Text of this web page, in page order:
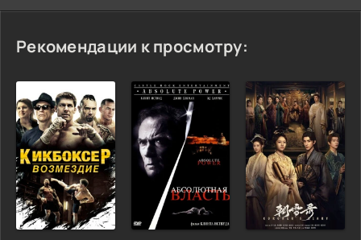
Рекомендации к просмотру: